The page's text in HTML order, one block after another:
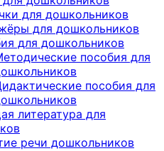
для дошкольников
для дошкольников
для дошкольников
пособия для
пособия для
литература для
речи дошкольников